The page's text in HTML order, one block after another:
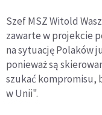
Szef MSZ Witold
zawarte w projekcie
na sytuację Polaków
ponieważ są
szukać kompromisu,
w Unii".